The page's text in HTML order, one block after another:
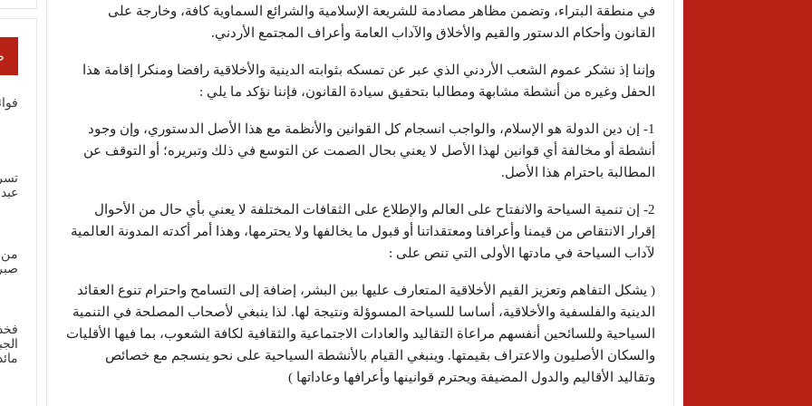
في منطقة البتراء، وتضمن مظاهر مصادمة للشريعة الإسلامية والشرائع السماوية كافة، وخارجة على
القانون وأحكام الدستور والقيم والأخلاق والآداب العامة وأعراف المجتمع الأردني.
وإننا إذ نشكر عموم الشعب الأردني الذي عبر عن تمسكه بثوابته الدينية والأخلاقية رافضا ومنكرا إقامة هذا
الحفل وغيره من أنشطة مشابهة ومطالبا بتحقيق سيادة القانون، فإننا نؤكد ما يلي :
1- إن دين الدولة هو الإسلام، والواجب انسجام كل القوانين والأنظمة مع هذا الأصل الدستوري، وإن وجود
أنشطة أو مخالفة أي قوانين لهذا الأصل لا يعني بحال الصمت عن التوسع في ذلك وتبريره؛ أو التوقف عن
المطالبة باحترام هذا الأصل.
2- إن تنمية السياحة والانفتاح على العالم والإطلاع على الثقافات المختلفة لا يعني بأي حال من الأحوال
إقرار الانتقاص من قيمنا وأعرافنا ومعتقداتنا أو قبول ما يخالفها ولا يحترمها، وهذا أمر أكدته المدونة العالمية
لآداب السياحة في مادتها الأولى التي تنص على :
( يشكل التفاهم وتعزيز القيم الأخلاقية المتعارف عليها بين البشر، إضافة إلى التسامح واحترام تنوع العقائد
الدينية والفلسفية والأخلاقية، أساسا للسياحة المسوؤلة ونتيجة لها. لذا ينبغي لأصحاب المصلحة في التنمية
السياحية وللسائحين أنفسهم مراعاة التقاليد والعادات الاجتماعية والثقافية لكافة الشعوب، بما فيها الأقليات
والسكان الأصليون والاعتراف بقيمتها. وينبغي القيام بالأنشطة السياحية على نحو ينسجم مع خصائص
وتقاليد الأقاليم والدول المضيفة ويحترم قوانينها وأعرافها وعاداتها )
من